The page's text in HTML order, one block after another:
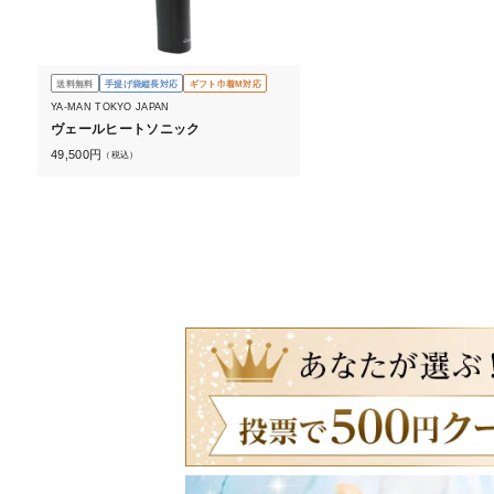
送料無料 手提げ袋縦長対応 ギフト巾着M対応
YA-MAN TOKYO JAPAN
ヴェールヒートソニック
49,500円 （税込）